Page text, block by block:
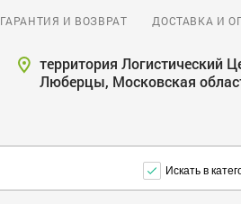
ГАРАНТИЯ И ВОЗВРАТ ДОСТАВКА И
территория Логистический
Люберцы, Московская
Искать в